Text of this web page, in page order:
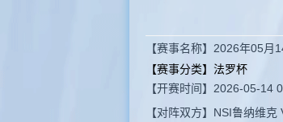
【赛事名称】2026年05月
【赛事分类】 法罗杯
【开赛时间】2026-05-14
【对阵双方】NSI鲁纳维